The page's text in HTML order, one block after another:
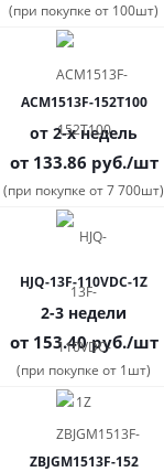
(при покупке от 100шт)
ACM1513F-152T100
от 2-х недель
от 133.86 руб./шт
(при покупке от 7 700шт)
HJQ-13F-110VDC-1Z
2-3 недели
от 153.40 руб./шт
(при покупке от 1шт)
ZBJGM1513F-152